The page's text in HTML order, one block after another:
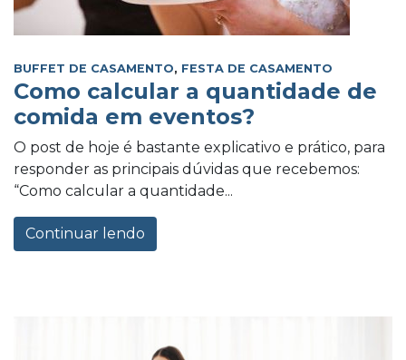
BUFFET DE CASAMENTO, FESTA DE CASAMENTO
Como calcular a quantidade de
comida em eventos?
O post de hoje é bastante explicativo e prático, para
responder as principais dúvidas que recebemos:
“Como calcular a quantidade...
Continuar lendo